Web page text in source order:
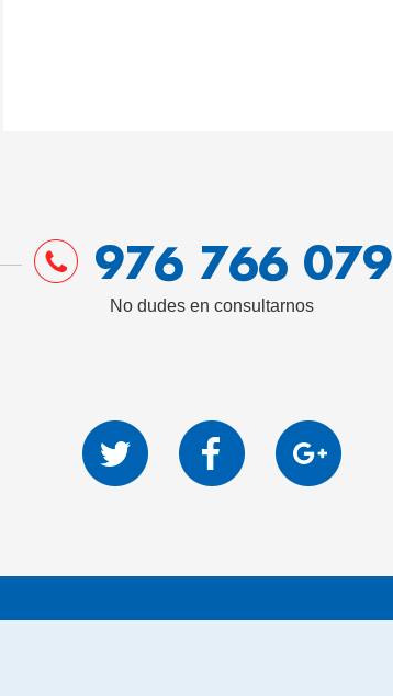
976 766 079
No dudes en consultarnos